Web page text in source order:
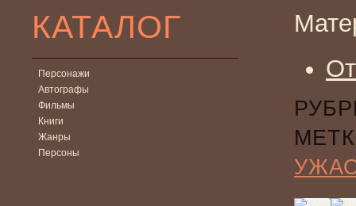
КАТАЛОГ
Персонажи
Автографы
Фильмы
Книги
Жанры
Персоны